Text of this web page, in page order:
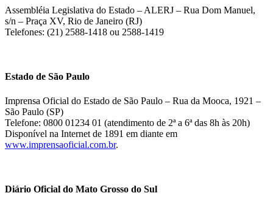
Assembléia Legislativa do Estado – ALERJ – Rua Dom Manuel,
s/n – Praça XV, Rio de Janeiro (RJ)
Telefones: (21) 2588-1418 ou 2588-1419
Estado de São Paulo
Imprensa Oficial do Estado de São Paulo – Rua da Mooca, 1921 –
São Paulo (SP)
Telefone: 0800 01234 01 (atendimento de 2ª a 6ª das 8h às 20h)
Disponível na Internet de 1891 em diante em
www.imprensaoficial.com.br.
Diário Oficial do Mato Grosso do Sul